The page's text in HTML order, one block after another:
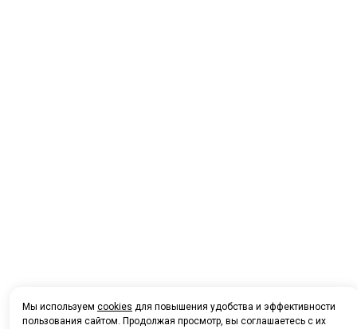
Мы используем cookies для повышения удобства и эффективности
пользования сайтом. Продолжая просмотр, вы соглашаетесь с их